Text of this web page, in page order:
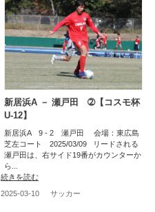
新居浜A － 瀬戸田 ➁【コスモ杯
U-12】
新居浜A 9 - 2 瀬戸田 会場：東広島
芝左コート 2025/03/09 リードされる
瀬戸田は、右サイド19番がカウンターか
ら...
続きを読む
2025-03-10
サッカー